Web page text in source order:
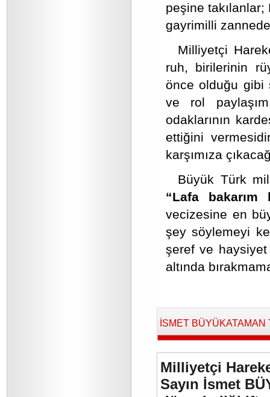
peşine
gayrimilli
Milliyetçi
ruh, birilerinin
önce olduğu gibi
ve rol
odaklarının
ettiğini
karşımıza
Büyük Türk
“Lafa
vecizesine en
şey söylemeyi
şeref ve haysiyet
altında
İSMET BÜYÜKATAMAN
Milliyetçi
Sayın İsmet